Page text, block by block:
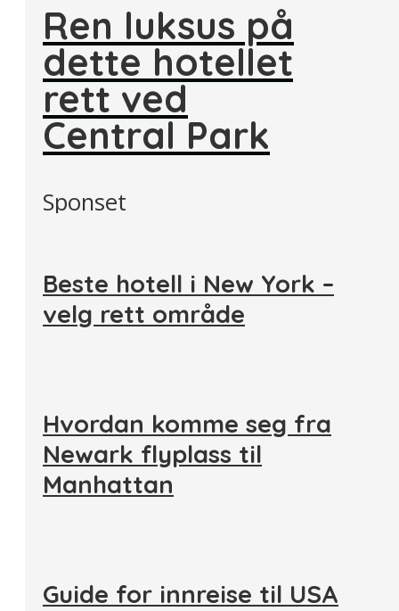
Ren luksus på
dette hotellet
rett ved
Central Park
Sponset
Beste hotell i New York –
velg rett område
Hvordan komme seg fra
Newark flyplass til
Manhattan
Guide for innreise til USA